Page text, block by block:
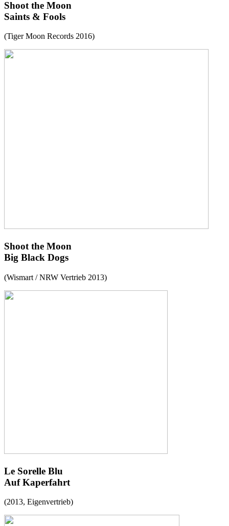
Shoot the Moon
Saints & Fools
(Tiger Moon Records 2016)
Shoot the Moon
Big Black Dogs
(Wismart / NRW Vertrieb 2013)
Le Sorelle Blu
Auf Kaperfahrt
(2013, Eigenvertrieb)